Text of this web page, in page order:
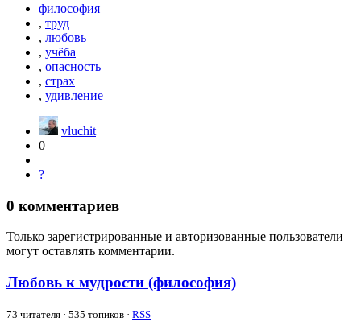
философия
, труд
, любовь
, учёба
, опасность
, страх
, удивление
vluchit
0
?
0 комментариев
Только зарегистрированные и авторизованные пользователи
могут оставлять комментарии.
Любовь к мудрости (философия)
73 читателя · 535 топиков · RSS